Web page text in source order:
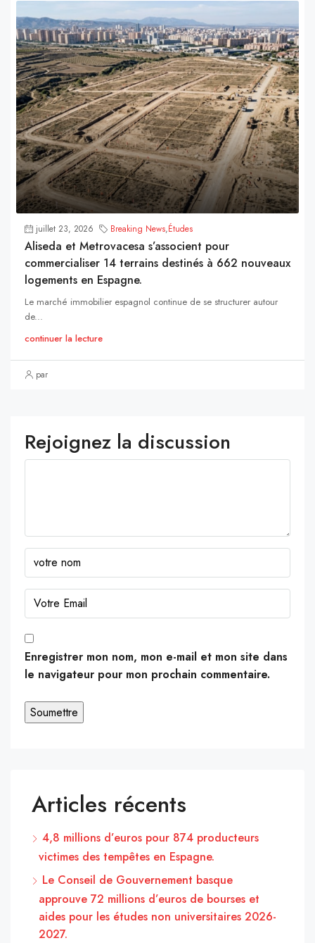
juillet 23, 2026 Breaking News,Études
Aliseda et Metrovacesa s’associent pour
commercialiser 14 terrains destinés à 662 nouveaux
logements en Espagne.
Le marché immobilier espagnol continue de se structurer autour
de...
continuer la lecture
par
Rejoignez la discussion
Enregistrer mon nom, mon e-mail et mon site dans
le navigateur pour mon prochain commentaire.
Articles récents
4,8 millions d’euros pour 874 producteurs
victimes des tempêtes en Espagne.
Le Conseil de Gouvernement basque
approuve 72 millions d’euros de bourses et
aides pour les études non universitaires 2026-
2027.